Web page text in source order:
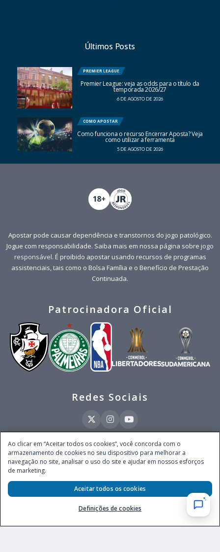
Últimos Posts
PREMIER LEAGUE
Premier League: veja as odds para o título da
temporada 2026/27
6 DE AGOSTO DE 2026
COMO APOSTAR
Como funciona o recurso Encerrar Aposta? Veja
como utilizar a ferramenta
5 DE AGOSTO DE 2026
Apostar pode causar dependência e transtornos do jogo patológico.
Jogue com responsabilidade. Saiba mais em nossa página sobre jogo
responsável. É proibido apostar usando recursos de programas
assistenciais, tais como o Bolsa Família e o Benefício de Prestação
Continuada.
Patrocinadora Oficial
Redes Sociais
Este site é operado pela Ventmear Brasil LTDA (CNPJ 52.868.380/0001-84), com
endereço na Avenida Brigadeiro Faria Lima, nº 4.055, 3º andar, Itaim Bibi, no
Município de São Paulo, Estado de São Paulo, CEP 04538-133, Brasil - empresa
Secretaria de Prêmios e Apostas do Ministério da Fazenda, conforme Portaria nº
247, de 07.02.2025, publicada no DOU em 11.2.2025.
Ao clicar em “Aceitar todos os cookies”, você concorda com o
armazenamento de cookies no seu dispositivo para melhorar a
navegação no site, analisar o uso do site e ajudar em nossos esforços
de marketing.
Definições de cookies
Aceitar todos os cookies